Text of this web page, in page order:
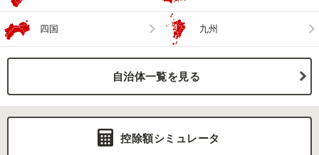
四国 九州
自治体一覧を見る
控除額シミュレータ